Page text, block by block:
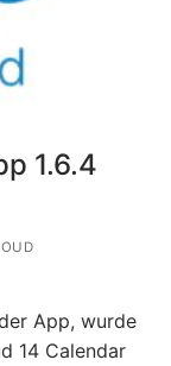
1.6.4
App, wurde
14 Calendar